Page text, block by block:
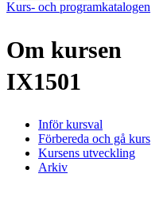
Kurs- och programkatalogen
Om kursen
IX1501
Inför kursval
Förbereda och gå kurs
Kursens utveckling
Arkiv